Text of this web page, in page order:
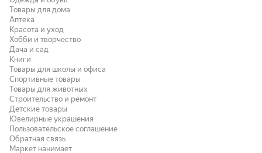
Товары для дома
Аптека
Красота и уход
Хобби и творчество
Дача и сад
Книги
Товары для школы и офиса
Спортивные товары
Товары для животных
Строительство и ремонт
Детские товары
Ювелирные украшения
Пользовательское соглашение
Обратная связь
Маркет нанимает